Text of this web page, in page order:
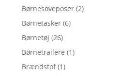
Børnesoveposer (2)
Børnetasker (6)
Børnetøj (26)
Børnetrailere (1)
Brændstof (1)